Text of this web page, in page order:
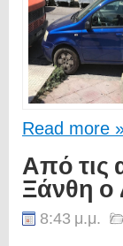
Read more
Από τις
Ξάνθη ο
8:43 μ.μ.